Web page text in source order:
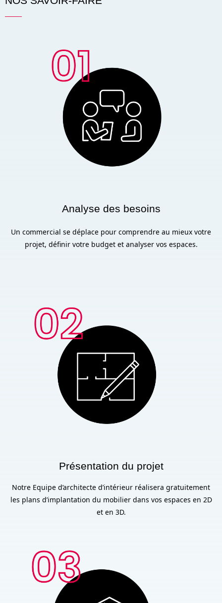
Analyse des besoins
Un commercial se déplace pour comprendre au mieux votre
projet, définir votre budget et analyser vos espaces.
Présentation du projet
Notre Equipe d’architecte d’intérieur réalisera gratuitement
les plans d’implantation du mobilier dans vos espaces en 2D
et en 3D.